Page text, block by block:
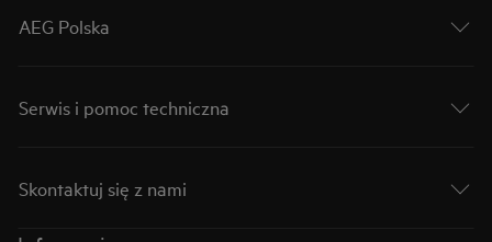
AEG Polska
Serwis i pomoc techniczna
Skontaktuj się z nami